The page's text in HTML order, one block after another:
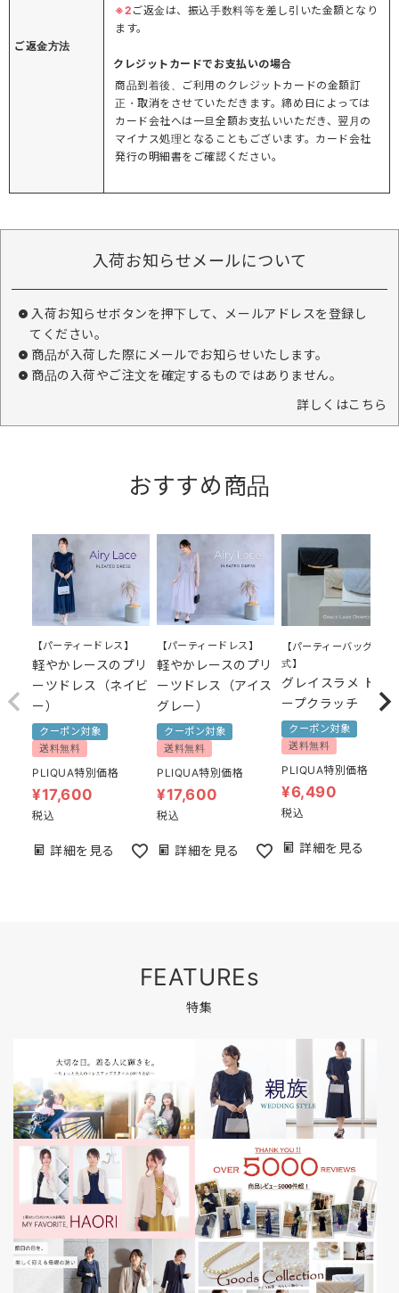
ご返金方法
※2 ご返金は、振込手数料等を差し引いた金額となり
ます。
クレジットカードでお支払いの場合
商品到着後、ご利用のクレジットカードの金額訂
正・取消をさせていただきます。締め日によっては
カード会社へは一旦全額お支払いいただき、翌月の
マイナス処理となることもございます。カード会社
発行の明細書をご確認ください。
入荷お知らせメールについて
入荷お知らせボタンを押下して、メールアドレスを登録し
てください。
商品が入荷した際にメールでお知らせいたします。
商品の入荷やご注文を確定するものではありません。
詳しくはこちら
おすすめ商品
【パーティードレス】
軽やかレースのプリ
ーツドレス（ネイビ
ー）
クーポン対象
送料無料
PLIQUA特別価格
¥17,600
税込
詳細を見る
【パーティードレス】
軽やかレースのプリ
ーツドレス（アイス
グレー）
クーポン対象
送料無料
PLIQUA特別価格
¥17,600
税込
詳細を見る
【パーティーバッグ 結婚
式】
グレイスラメ ドレ
ープクラッチ
クーポン対象
送料無料
PLIQUA特別価格
¥6,490
税込
詳細を見る
FEATUREs
特集